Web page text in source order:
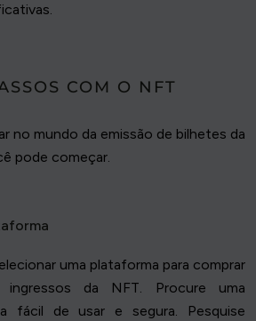
COM O NFT
no mundo da emissão de bilhetes da
pode começar.
uma plataforma para comprar
ingressos da NFT. Procure uma
fácil de usar e segura. Pesquise